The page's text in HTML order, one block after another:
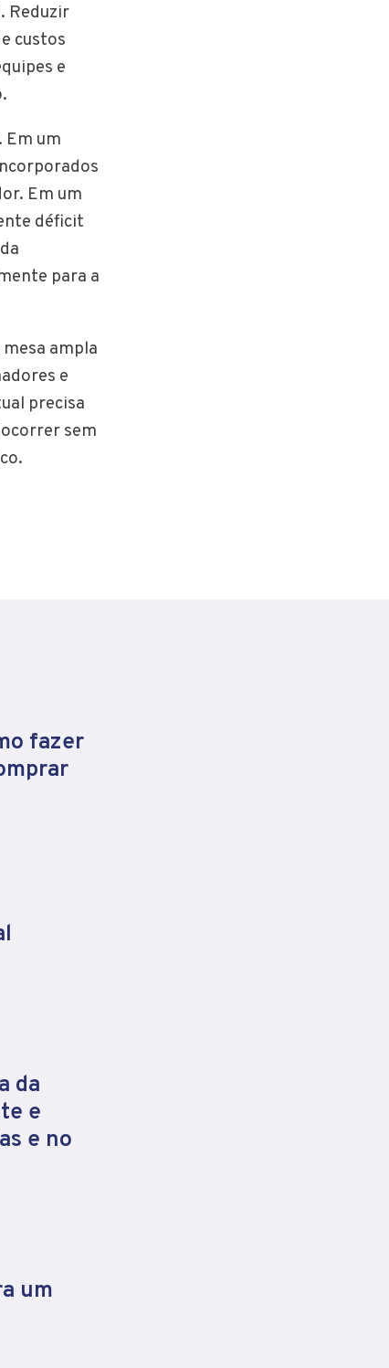
Reduzir
custos
e
um
Em um
déficit
para a
ampla
e
precisa
sem
fazer
da
e
e no
um